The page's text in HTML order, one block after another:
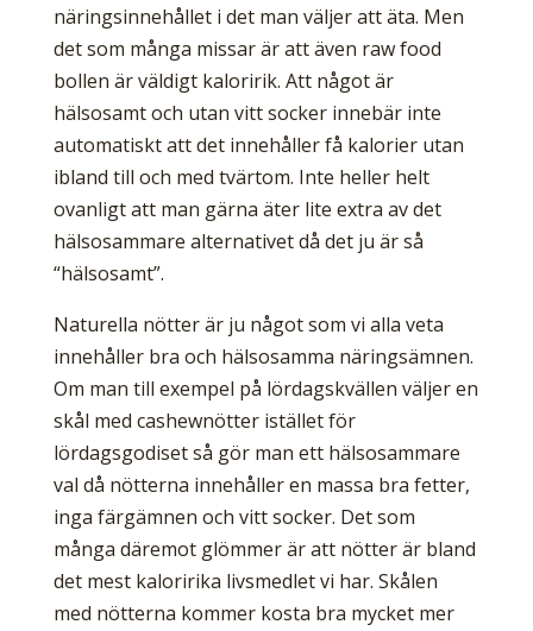
näringsinnehållet i det man väljer att äta. Men
det som många missar är att även raw food
bollen är väldigt kaloririk. Att något är
hälsosamt och utan vitt socker innebär inte
automatiskt att det innehåller få kalorier utan
ibland till och med tvärtom. Inte heller helt
ovanligt att man gärna äter lite extra av det
hälsosammare alternativet då det ju är så
“hälsosamt”.
Naturella nötter är ju något som vi alla veta
innehåller bra och hälsosamma näringsämnen.
Om man till exempel på lördagskvällen väljer en
skål med cashewnötter istället för
lördagsgodiset så gör man ett hälsosammare
val då nötterna innehåller en massa bra fetter,
inga färgämnen och vitt socker. Det som
många däremot glömmer är att nötter är bland
det mest kaloririka livsmedlet vi har. Skålen
med nötterna kommer kosta bra mycket mer